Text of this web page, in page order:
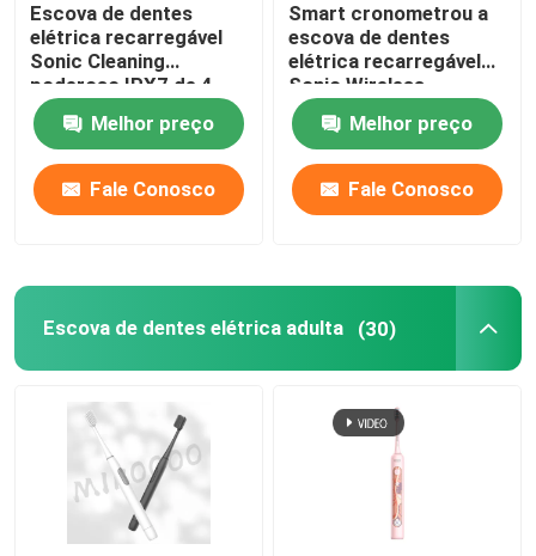
Controle de qualidade
Contacte-nos
Escova de dentes elétrica impermeável
escova de dentes elétrica recarregável
Escova de dentes elétrica adulta
Escova de dentes
elétrica recarregável
Sonic Cleaning
poderoso IPX7 de 4
modos impermeável
Melhor preço
Fale Conosco
Smart cronometrou a
escova de dentes
elétrica recarregável
Sonic Wireless
Charging Waterproof
Melhor preço
Fale Conosco
Escova de dentes elétrica adulta (30)